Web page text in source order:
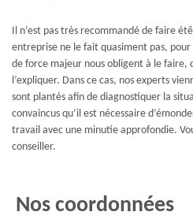
Il n’est pas très recommandé de faire
entreprise ne le fait quasiment pas, pour
de force majeur nous obligent à le faire,
l’expliquer. Dans ce cas, nos experts
sont plantés afin de diagnostiquer la
convaincus qu’il est nécessaire
travail avec une minutie approfondie.
conseiller.
Nos coordonnées